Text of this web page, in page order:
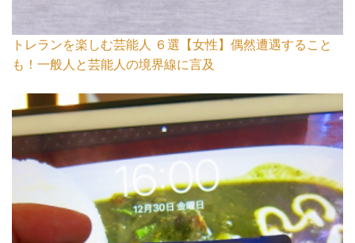
トレランを楽しむ芸能人 ６選【女性】偶然遭遇すること
も！一般人と芸能人の境界線に言及